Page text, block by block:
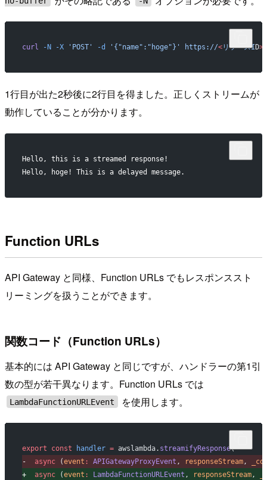
curl -N -X 'POST' -d '{"name":"hoge"}' https://<リソースI D>
1行目が出た2秒後に2行目を得ました。正しくストリームが
動作していることが分かります。
Hello, this is a streamed response!
Hello, hoge! This is a delayed message.
Function URLs
API Gateway と同様、Function URLs でもレスポンススト
リーミングを扱うことができます。
関数コード（Function URLs）
基本的には API Gateway と同じですが、ハンドラーの第1引
数の型が若干異なります。Function URLs では
LambdaFunctionURLEvent を使用します。
export const handler = awslambda. streamifyResponse(
-
  async
(event : APIGatewayProxyEvent , responseStream,
+
  async
(event : LambdaFunctionURLEvent , responseStream,